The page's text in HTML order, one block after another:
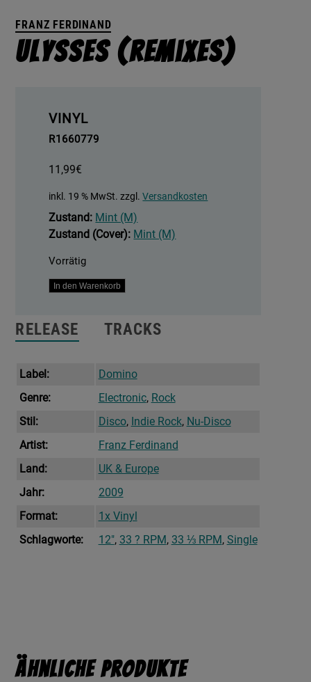
FRANZ FERDINAND
Ulysses (Remixes)
VINYL
R1660779
11,99€
inkl. 19 % MwSt. zzgl.Versandkosten
Zustand: Mint (M)
Zustand (Cover): Mint (M)
Vorrätig
Ulysses
In den Warenkorb
RELEASE TRACKS
Label:
Domino
Genre:
Electronic, Rock
Stil:
Disco, Indie Rock, Nu-Disco
Artist:
Franz Ferdinand
Land:
UK & Europe
Jahr:
2009
Format:
1x Vinyl
Schlagworte:
12", 33 ? RPM, 33 ⅓ RPM, Single
Ähnliche Produkte